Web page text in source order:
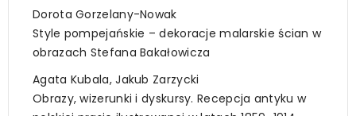
Dorota Gorzelany-Nowak
Style pompejańskie – dekoracje malarskie ścian w
obrazach Stefana Bakałowicza
Agata Kubala, Jakub Zarzycki
Obrazy, wizerunki i dyskursy. Recepcja antyku w